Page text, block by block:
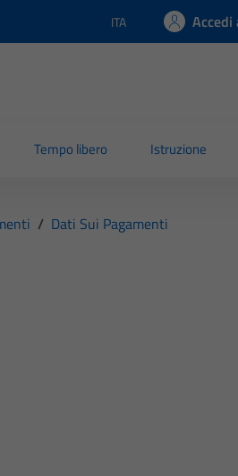
Lingua attiva:
ITA
Tempo libero Istruzione
/ Dati Sui Pagamenti